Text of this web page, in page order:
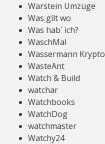
Warstein Umzüge
Was gilt wo
Was hab´ ich?
WaschMal
Wassermann Krypto
WasteAnt
Watch & Build
watchar
Watchbooks
WatchDog
watchmaster
Watchy24